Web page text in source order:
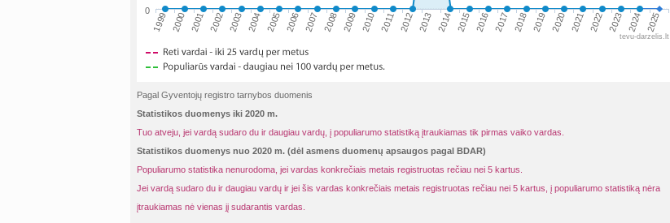
1999 2000 2001 2002 2003 2004 2005 2006 2007 2008 2009 2010 2011 2012 2013 2014 2015 2016 2017 2018 2019 2020 2021 2022 2023 2024 2025
0
tevu-darzelis.lt
Pagal Gyventojų registro tarnybos duomenis
Statistikos duomenys iki 2020 m.
Tuo atveju, jei vardą sudaro du ir daugiau vardų, į populiarumo statistiką įtraukiamas tik pirmas vaiko vardas.
Statistikos duomenys nuo 2020 m. (dėl asmens duomenų apsaugos pagal BDAR)
Populiarumo statistika nenurodoma, jei vardas konkrečiais metais registruotas rečiau nei 5 kartus.
Jei vardą sudaro du ir daugiau vardų ir jei šis vardas konkrečiais metais registruotas rečiau nei 5 kartus, į populiarumo statistiką nėra
įtraukiamas nė vienas jį sudarantis vardas.